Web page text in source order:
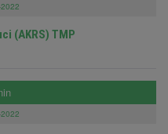
(AKRS) TMP